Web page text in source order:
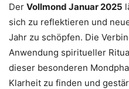
Der Vollmond Januar 2025
sich zu reflektieren und
Jahr zu schöpfen. Die
Anwendung spiritueller
dieser besonderen
Klarheit zu finden und